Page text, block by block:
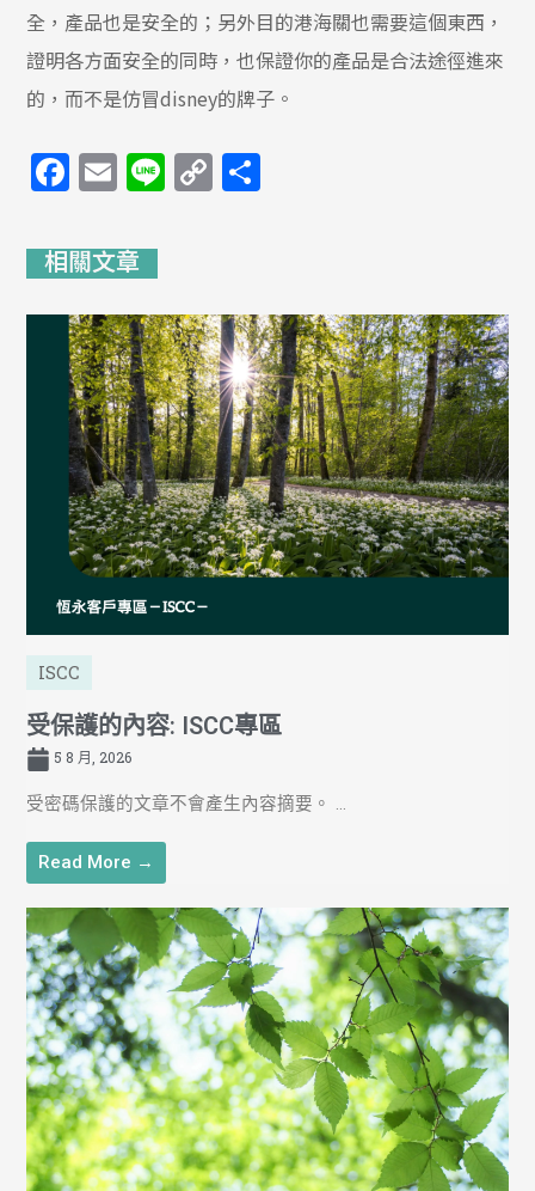
全，產品也是安全的；另外目的港海關也需要這個東西，
證明各方面安全的同時，也保證你的產品是合法途徑進來
的，而不是仿冒disney的牌子。
Facebook
Email
LineCopy
Link
相關文章
ISCC
受保護的內容: ISCC專區
5 8 月, 2026
受密碼保護的文章不會產生內容摘要。 ...
Read More →